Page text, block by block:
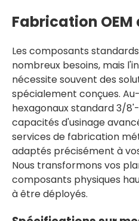
Fabrication
Les composants
nombreux besoins, mais
nécessite souvent des
spécialement conçues.
hexagonaux standard 3/
capacités d'usinage
services de fabrication
adaptés précisément à
Nous transformons vos
composants physiques
à être déployés.